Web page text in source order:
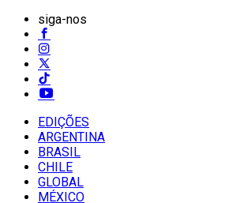
siga-nos
EDIÇÕES
ARGENTINA
BRASIL
CHILE
GLOBAL
MÉXICO